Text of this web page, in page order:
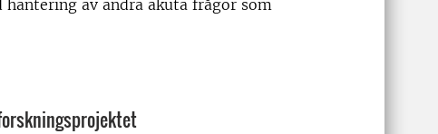
hantering av andra akuta frågor som